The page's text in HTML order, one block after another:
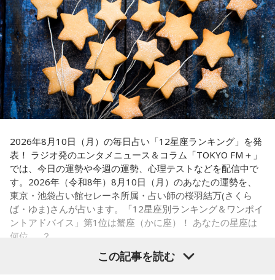
守ることでもあり、日本の未来に種をまく、非常にスケール
の大きなことでもあります。目立たなくても、時間がかかっ
ても、その先に“暮らし”がある。だからこそ、大きなやりがい
があります。『国のミライをつくる、唯一無二の挑戦があ
る』という言葉の意味を、今回のお話から少しでも感じてい
ただけたらうれしいです」と話していました。
番組のエンディングでは、杉浦と松井が今回学んだ「国家公
務員の魅力」について復習。2人が特に注目した点をピックア
ップして発表します。まず、杉浦は府省横断チームのブラン
ドメッセージでもある“国のミライをつくる、唯一無二の挑戦
がある”をスケッチブックに書きました。一方、松井はそのサ
ブメッセージ「6つの種」の1つである“主語は「日本」対象は
「国民」 日本まるごと、自分ごと”とスケッチブックに書きま
した。そして、改めて杉浦は「国家公務員の仕事について詳
しくしりたい方は、人事院のホームページ内にある、 国家公
務員ガイド
をご覧ください」と呼びかけました。
江原：うん。もう、色んなところを物色して、（49歳）にも
なって何かチャラチャラと「俺様はモテるな～」なんて（勘
違いしているのでしょう）。アホな高校教師ですわ。社会性
がないのね、こういう人ってね。だけど、こんな男と結婚し
なくて良かったじゃない。
奥迫：良かったですよ！ もう、それを糧にして前を向いて。
江原：そうですよ。美しくそのまま去って、自分から捨てる
奥迫：カツ丼（笑）！ 良いですね！
江原：あんみつも付けちゃって。お酒を飲めるならビールも
カッとお腹に流し込んで、「ごちそうさん！」とか言って
ね、蕎麦屋さんで（笑）。それで良いと思う。
奥迫：良いですね。すっきりします！
江原：これ以上、こんな男と関わっていたら自分が腐る。だ
■『めちゃめちゃカリスマなラジオ』番組公式チャンネルが
QloveRにオープン
ラジオ番組の放送開始に伴い、文化放送のオリジナル配信プ
ラットフォーム「QloveR（クローバー）」にて『めちゃめち
ゃカリスマなラジオ』の番組公式チャンネルがオープンする
ことも決定。番組公式チャンネルでは、地上波放送のアーカ
イブ配信に加え、ここでしか聴くことのできないアフタート
ークや、不定期で実施する会員限定生配信など、番組をより
楽しめる限定コンテンツを順次配信します。
さらに、9月30日（水)までにご入会いただいた方には、早期
入会特典として、文化放送の入館証をモチーフにしたオリジ
ナルステッカーをプレゼント。七人それぞれのキャラクター
デザインの中から、お好きなデザインを1種類お選びいただけ
2026年8月10日（月）の毎日占い「12星座ランキング」を発
表！ ラジオ発のエンタメニュース＆コラム「TOKYO FM＋」
では、今日の運勢や今週の運勢、心理テストなどを配信中で
す。2026年（令和8年）8月10日（月）のあなたの運勢を、
東京・池袋占い館セレーネ所属・占い師の桜羽結万(さくら
ば・ゆま)さんが占います。「12星座別ランキング＆ワンポイ
ントアドバイス」第1位は蟹座（かに座）！ あなたの星座は
何位……？
この記事を読む